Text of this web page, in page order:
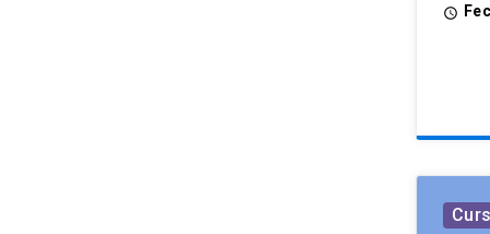
access_time